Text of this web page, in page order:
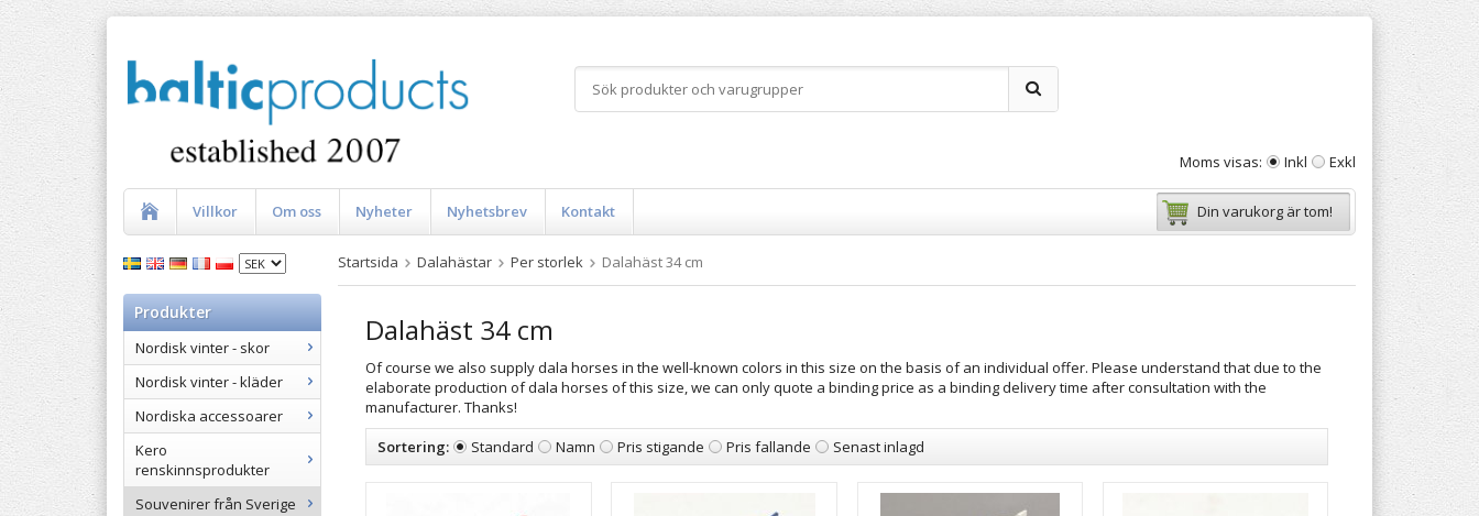
Moms visas: Inkl Exkl
Villkor Om oss Nyheter Nyhetsbrev Kontakt Din varukorg är tom!
Produkter
Nordisk vinter - skor
Nordisk vinter - kläder
Nordiska accessoarer
Kero
renskinnsprodukter
Souvenirer från Sverige
Startsida Dalahästar Per storlek Dalahäst 34 cm
Dalahäst 34 cm
Of course we also supply dala horses in the well-known colors in this size on the basis of an individual offer. Please understand that due to the
elaborate production of dala horses of this size, we can only quote a binding price as a binding delivery time after consultation with the
manufacturer. Thanks!
Sortering:
Standard Namn Pris stigande Pris fallande Senast inlagd